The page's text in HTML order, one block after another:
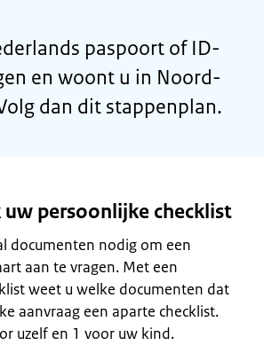
paspoort of ID-
en woont u in Noord-
dan dit stappenplan.
uw persoonlijke checklist
documenten nodig om een
aan te vragen. Met een
weet u welke documenten dat
aanvraag een aparte checklist.
uzelf en 1 voor uw kind.